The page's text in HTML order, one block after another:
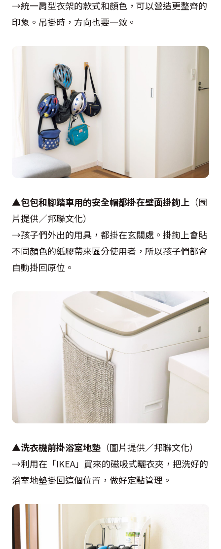
→統一肩型衣架的款式和顏色，可以營造更整齊的
印象。吊掛時，方向也要一致。
▲包包和腳踏車用的安全帽都掛在壁面掛鉤上 （圖
片提供／邦聯文化）
→孩子們外出的用具，都掛在玄關處。掛鉤上會貼
不同顏色的紙膠帶來區分使用者，所以孩子們都會
自動掛回原位。
▲洗衣機前掛浴室地墊 （圖片提供／邦聯文化）
→利用在「IKEA」買來的磁吸式曬衣夾，把洗好的
浴室地墊掛回這個位置，做好定點管理。